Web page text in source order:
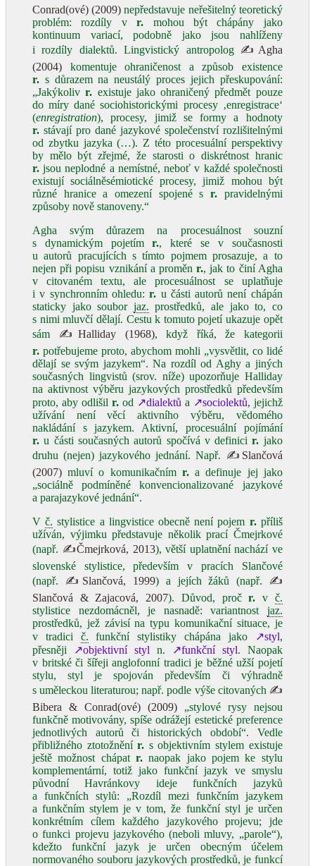
Conrad(ové) (2009) nepředstavuje neřešitelný teoretický
problém: rozdíly vr. mohou být chápány jako
kontinuum variací, podobně jako jsou nahlíženy
i rozdíly dialektů. Lingvistický antropolog ✍Agha
(2004) komentuje ohraničenost a způsob existence
r. s důrazem na neustálý proces jejich přeskupování:
„Jakýkolivr. existuje jako ohraničený předmět pouze
do míry dané sociohistorickými procesy ‚enregistrace‘
(enregistration), procesy, jimiž se formy a hodnoty
r. stávají pro dané jazykové společenství rozlišitelnými
od zbytku jazyka (…). Z této procesuální perspektivy
by mělo být zřejmé, že starosti o diskrétnost hranic
r. jsou neplodné a nemístné, neboť v každé společnosti
existují sociálněsémiotické procesy, jimiž mohou být
různé hranice a omezení spojené sr. pravidelnými
způsoby nově stanoveny.“
Agha svým důrazem na procesuálnost souzní
s dynamickým pojetímr., které se v současnosti
u autorů pracujících s tímto pojmem prosazuje, a to
nejen při popisu vznikání a proměnr., jak to činí Agha
v citovaném textu, ale procesuálnost se uplatňuje
i v synchronním ohledu:r. u části autorů není chápán
staticky jako soubor jaz. prostředků, ale jako to, co
s nimi mluvčí dělají. Cestu k tomuto pojetí ukazuje opět
sám ✍Halliday (1968), když říká, že kategorii
r. potřebujeme proto, abychom mohli „vysvětlit, co lidé
dělají se svým jazykem“. Na rozdíl od Aghy a jiných
současných lingvistů (srov. níže) upozorňuje Halliday
na aktivnost výběru jazykových prostředků především
proto, aby odlišil r.od ↗dialektů a ↗sociolektů, jejichž
užívání není věcí aktivního výběru, vědomého
nakládání s jazykem. Aktivní, procesuální pojímání
r. u části současných autorů spočívá v definicir. jako
druhu (nejen) jazykového jednání. Např. ✍Slančová
(2007) mluví o komunikačním r.a definuje jej jako
„sociálně podmíněné konvencionalizované jazykové
a parajazykové jednání“.
Vč. stylistice a lingvistice obecně není pojem r.příliš
užíván, výjimku představuje několik prací Čmejrkové
(např. ✍Čmejrková, 2013), větší uplatnění nachází ve
slovenské stylistice, především v pracích Slančové
(např. ✍Slančová, 1999) a jejích žáků (např. ✍
Slančová & Zajacová, 2007). Důvod, pročr. v č.
stylistice nezdomácněl, je nasnadě: variantnost jaz.
prostředků, jež závisí na typu komunikační situace, je
v tradici č. funkční stylistiky chápána jako ↗styl,
přesněji
↗objektivní styl n. ↗funkční styl. Naopak
v britské či šířeji anglofonní tradici je běžné užší pojetí
stylu, styl je spojován především či výhradně
s uměleckou literaturou; např. podle výše citovaných ✍
Bibera & Conrad(ové) (2009)„stylové rysy nejsou
funkčně motivovány, spíše odrážejí estetické preference
jednotlivých autorů či historických období“. Vedle
přibližného ztotožněnír. s objektivním stylem existuje
ještě možnost chápatr. naopak jako pojem ke stylu
komplementární, totiž jako funkční jazyk ve smyslu
původní Havránkovy ideje funkčních jazyků
a funkčních stylů: „Rozdíl mezi funkčním jazykem
a funkčním stylem je v tom, že funkční styl je určen
konkrétním cílem každého jazykového projevu; jde
o funkci projevu jazykového (neboli mluvy, „parole“),
kdežto funkční jazyk je určen obecným účelem
normovaného souboru jazykových prostředků, je funkcí